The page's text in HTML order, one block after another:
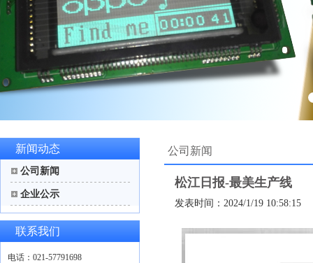
新闻动态
公司新闻
企业公示
联系我们
电话：021-57791698
公司新闻
松江日报-最美生产线
发表时间：2024/1/19 10:58:15